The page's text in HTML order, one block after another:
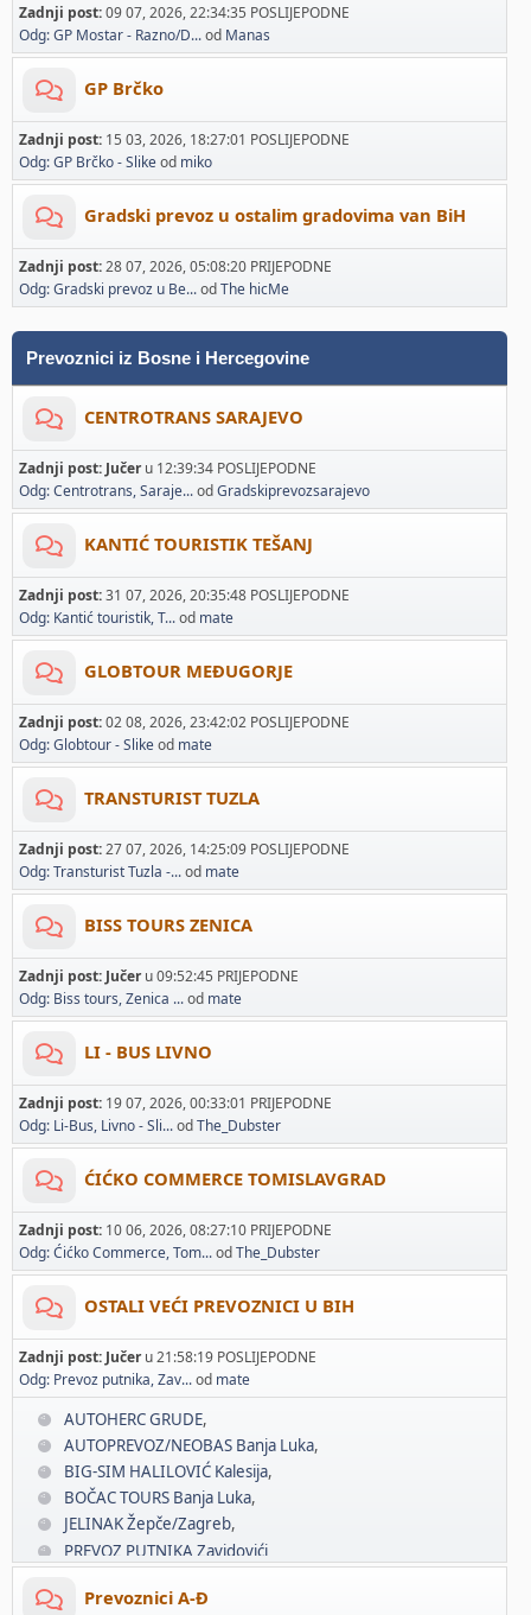
Zadnji post:09 07, 2026, 22:34:35 POSLIJEPODNE
Odg: GP Mostar - Razno/D...od Manas
GP Brčko
Zadnji post: 15 03, 2026, 18:27:01 POSLIJEPODNE
Odg: GP Brčko - Slikeod miko
Gradski prevoz u ostalim gradovima van BiH
Zadnji post:28 07, 2026, 05:08:20 PRIJEPODNE
Odg: Gradski prevoz u Be...odThe hicMe
Prevoznici iz Bosne i Hercegovine
CENTROTRANS SARAJEVO
Zadnji post: Jučeru 12:39:34 POSLIJEPODNE
Odg: Centrotrans, Saraje...odGradskiprevozsarajevo
KANTIĆ TOURISTIK TEŠANJ
Zadnji post:31 07, 2026, 20:35:48 POSLIJEPODNE
Odg: Kantić touristik, T...od mate
GLOBTOUR MEĐUGORJE
Zadnji post:02 08, 2026, 23:42:02 POSLIJEPODNE
Odg: Globtour - Slikeod mate
TRANSTURIST TUZLA
Zadnji post:27 07, 2026, 14:25:09 POSLIJEPODNE
Odg: Transturist Tuzla -...od mate
BISS TOURS ZENICA
Zadnji post: Jučeru 09:52:45 PRIJEPODNE
Odg: Biss tours, Zenica ...od mate
LI - BUS LIVNO
Zadnji post: 19 07, 2026, 00:33:01 PRIJEPODNE
Odg: Li-Bus, Livno - Sli...odThe_Dubster
ĆIĆKO COMMERCE TOMISLAVGRAD
Zadnji post: 10 06, 2026, 08:27:10 PRIJEPODNE
Odg: Ćićko Commerce, Tom...odThe_Dubster
OSTALI VEĆI PREVOZNICI U BIH
Zadnji post: Jučeru 21:58:19 POSLIJEPODNE
Odg: Prevoz putnika, Zav...od mate
AUTOHERC GRUDE
AUTOPREVOZ/NEOBAS Banja Luka
BIG-SIM HALILOVIĆ Kalesija
BOČAC TOURS Banja Luka
JELINAK Žepče/Zagreb
PREVOZ PUTNIKA Zavidovići
Prevoznici A-Đ